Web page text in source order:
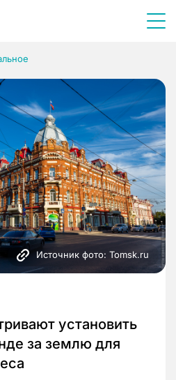
Источник фото: Tomsk.ru
установить
за землю для